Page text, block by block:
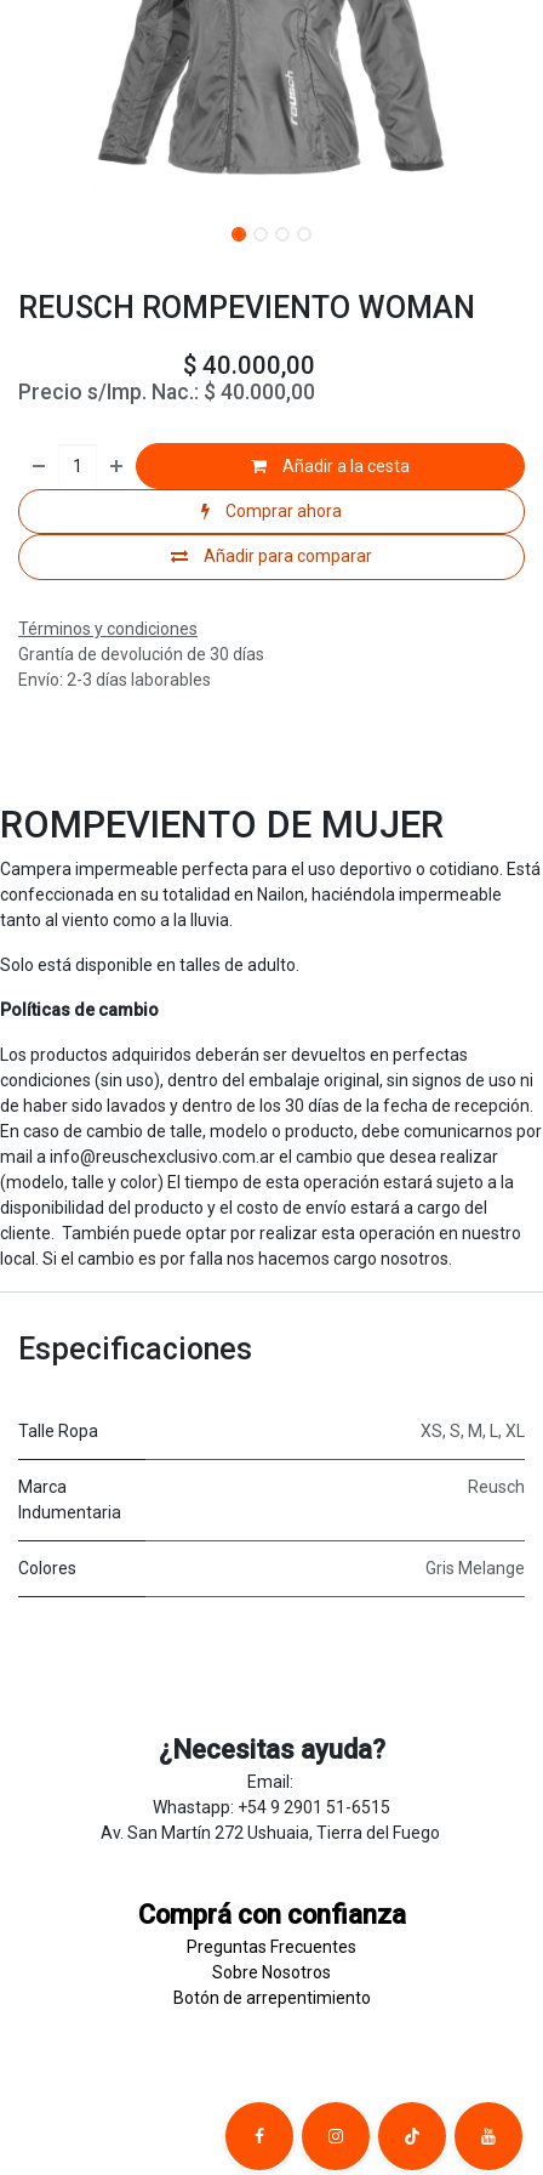
REUSCH ROMPEVIENTO WOMAN
$ 40.000,00
Precio s/Imp. Nac.: $ 40.000,00
Añadir a la cesta
Comprar ahora
Añadir para comparar
Términos y condiciones
Grantía de devolución de 30 días
Envío: 2-3 días laborables
ROMPEVIENTO DE MUJER
Campera impermeable perfecta para el uso deportivo o cotidiano. Está
confeccionada en su totalidad en Nailon, haciéndola impermeable
tanto al viento como a la lluvia.
Solo está disponible en talles de adulto.
Políticas de cambio
Los productos adquiridos deberán ser devueltos en perfectas
condiciones (sin uso), dentro del embalaje original, sin signos de uso ni
de haber sido lavados y dentro de los 30 días de la fecha de recepción.
En caso de cambio de talle, modelo o producto, debe comunicarnos por
mail a info@reuschexclusivo.com.ar el cambio que desea realizar
(modelo, talle y color) El tiempo de esta operación estará sujeto a la
disponibilidad del producto y el costo de envío estará a cargo del
cliente. También puede optar por realizar esta operación en nuestro
local. Si el cambio es por falla nos hacemos cargo nosotros.
Especificaciones
Talle Ropa XS, S, M, L , XL
Marca
Indumentaria
Reusch
Colores Gris Melange
¿Necesitas ayuda?
Email:
Whastapp: +54 9 2901 51-6515
Av. San Martín 272 Ushuaia, Tierra del Fuego
Comprá con confianza
Preguntas Frecuentes
Sobre Nosotros
Botón de ​arrepentim​​​iento